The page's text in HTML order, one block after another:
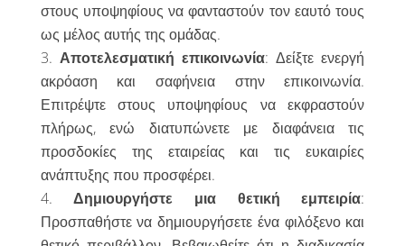
στους υποψηφίους να φανταστούν τον εαυτό τους
ως μέλος αυτής της ομάδας.
Αποτελεσματική επικοινωνία: Δείξτε ενεργή
ακρόαση και σαφήνεια στην επικοινωνία.
Επιτρέψτε στους υποψηφίους να εκφραστούν
πλήρως, ενώ διατυπώνετε με διαφάνεια τις
προσδοκίες της εταιρείας και τις ευκαιρίες
ανάπτυξης που προσφέρει.
Δημιουργήστε μια θετική εμπειρία:
Προσπαθήστε να δημιουργήσετε ένα φιλόξενο και